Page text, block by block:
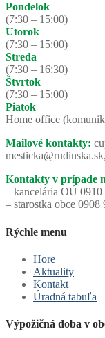
Pondelok
(7:30 – 15:00)
Utorok
(7:30 – 15:00)
Streda
(7:30 – 16:30)
Štvrtok
(7:30 – 15:00)
Piatok
Home office
Mailové kontakty:
Kontakty v prípade
– kancelária OÚ 0910
– starostka obce 0908
Rýchle menu
Hore
Aktuality
Kontakt
Úradná tabuľa
Výpožičná doba v